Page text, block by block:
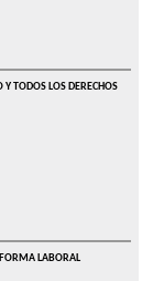
TODOS LOS DERECHOS
LABORAL